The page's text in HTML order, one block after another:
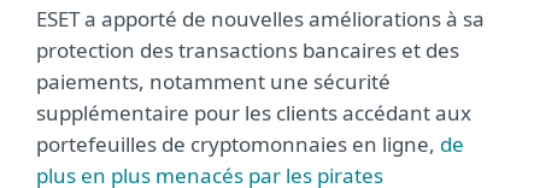
ESET a apporté de nouvelles améliorations à sa
protection des transactions bancaires et des
paiements, notamment une sécurité
supplémentaire pour les clients accédant aux
portefeuilles de cryptomonnaies en ligne, de
plus en plus menacés par les pirates